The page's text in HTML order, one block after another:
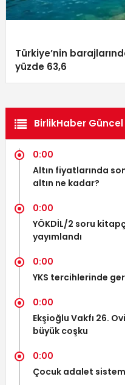
Türkiye’nin
yüzde 63,6
BirlikHaber Güncel
0:00
Altın fiyatlarında
altın ne kadar?
0:00
YÖKDİL/2 soru
yayımlandı
0:00
YKS tercihlerinde
0:00
Ekşioğlu Vakfı 26.
büyük coşku
0:00
Çocuk adalet